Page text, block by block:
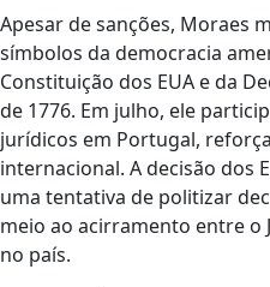
Apesar de sanções, Moraes
símbolos da democracia
Constituição dos EUA e da
de 1776. Em julho, ele
jurídicos em Portugal,
internacional. A decisão dos
uma tentativa de politizar
meio ao acirramento entre o
no país.